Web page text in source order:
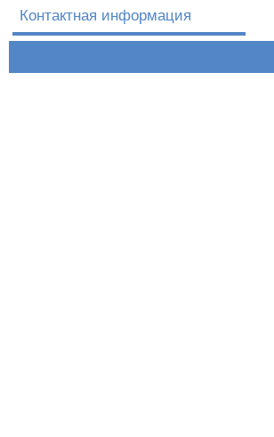
Контактная информация